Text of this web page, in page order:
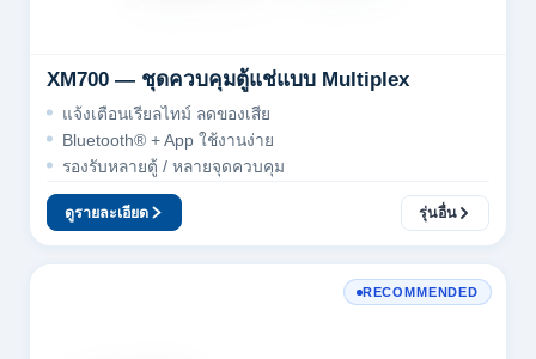
XM700 — ชุดควบคุมตู้แช่แบบ Multiplex
แจ้งเตือนเรียลไทม์ ลดของเสีย
Bluetooth® + App ใช้งานง่าย
รองรับหลายตู้ / หลายจุดควบคุม
ดูรายละเอียด รุ่นอื่น
RECOMMENDED